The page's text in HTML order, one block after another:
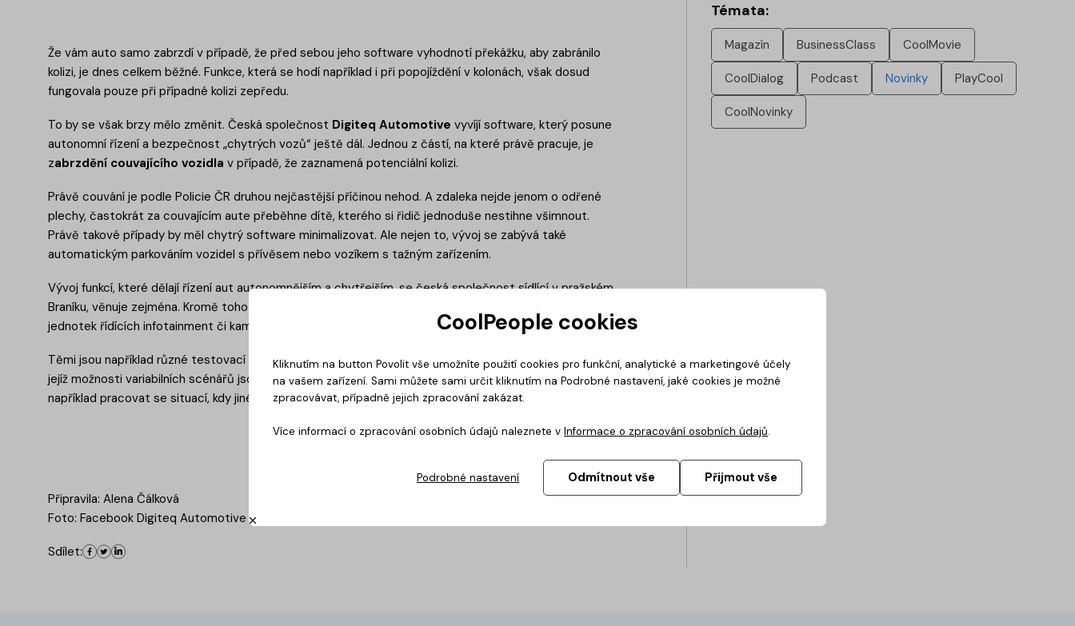
Že vám auto samo zabrzdí v případě, že před sebou jeho software vyhodnotí překážku, aby zabránilo
kolizi, je dnes celkem běžné. Funkce, která se hodí například i při popojíždění v kolonách, však dosud
fungovala pouze při případné kolizi zepředu.
To by se však brzy mělo změnit. Česká společnost Digiteq Automotive vyvíjí software, který posune
autonomní řízení a bezpečnost „chytrých vozů“ ještě dál. Jednou z částí, na které právě pracuje, je
zabrzdění couvajícího vozidla v případě, že zaznamená potenciální kolizi.
Právě couvání je podle Policie ČR druhou nejčastější příčinou nehod. A zdaleka nejde jenom o odřené
plechy, častokrát za couvajícím aute přeběhne dítě, kterého si řidič jednoduše nestihne všimnout.
Právě takové případy by měl chytrý software minimalizovat. Ale nejen to, vývoj se zabývá také
automatickým parkováním vozidel s přívěsem nebo vozíkem s tažným zařízením.
Vývoj funkcí, které dělají řízení aut autonomnějším a chytřejším, se česká společnost sídlící v pražském
Braníku, věnuje zejména. Kromě toho se její činnost zaměřuje na testování auto elektroniky (například
jednotek řídících infotainment či kamerové systémy) a dále na vývoj a prodej vlastních produktů.
Těmi jsou například různé testovací sestavy pro testování. To dnes probíhá zejména ve virtuální realitě,
jejíž možnosti variabilních scénářů jsou bohatší než při testování řidičem přímo na silnici. Lze tak
například pracovat se situací, kdy jiné vozidlo najede do protisměru na dálnici.
Připravila: Alena Čálková
Foto: Facebook Digiteq Automotive
Sdílet:
Témata:
Magazín BusinessClass CoolMovie
CoolDialog Podcast Novinky PlayCool
CoolNovinky
CoolPeople cookies
Kliknutím na button Povolit vše umožníte použití cookies pro funkční, analytické a marketingové účely
na vašem zařízení. Sami můžete sami určit kliknutím na Podrobné nastavení, jaké cookies je možné
zpracovávat, případně jejich zpracování zakázat.
Více informací o zpracování osobních údajů naleznete v Informace o zpracování osobních údajů.
Podrobné nastavení Odmítnout vše Přijmout vše